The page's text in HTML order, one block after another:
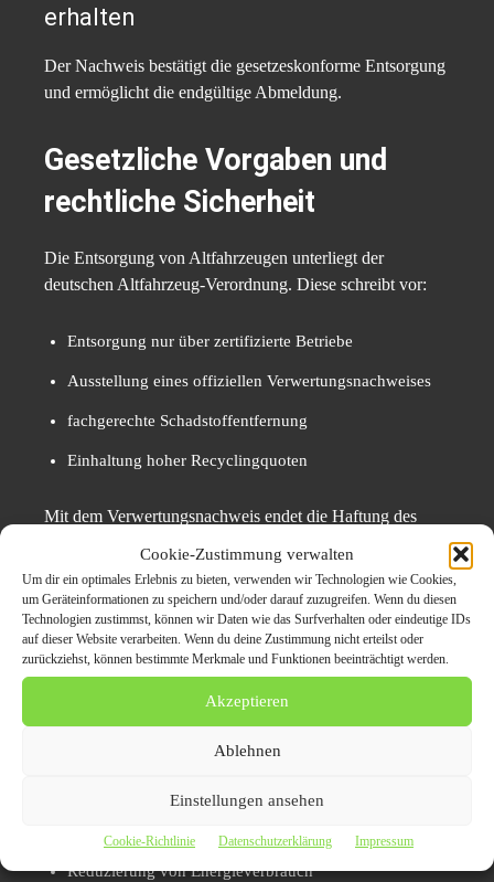
Cookie-Zustimmung verwalten
Um dir ein optimales Erlebnis zu bieten, verwenden wir Technologien wie Cookies,
um Geräteinformationen zu speichern und/oder darauf zuzugreifen. Wenn du diesen
Technologien zustimmst, können wir Daten wie das Surfverhalten oder eindeutige IDs
auf dieser Website verarbeiten. Wenn du deine Zustimmung nicht erteilst oder
zurückziehst, können bestimmte Merkmale und Funktionen beeinträchtigt werden.
Akzeptieren
Ablehnen
Einstellungen ansehen
Cookie-Richtlinie Datenschutzerklärung Impressum
erhalten
Der Nachweis bestätigt die gesetzeskonforme Entsorgung
und ermöglicht die endgültige Abmeldung.
Gesetzliche Vorgaben und
rechtliche Sicherheit
Die Entsorgung von Altfahrzeugen unterliegt der
deutschen Altfahrzeug-Verordnung. Diese schreibt vor:
Entsorgung nur über zertifizierte Betriebe
Ausstellung eines offiziellen Verwertungsnachweises
fachgerechte Schadstoffentfernung
Einhaltung hoher Recyclingquoten
Mit dem Verwertungsnachweis endet die Haftung des
Umweltvorteile der
Autoverwertung
Die fachgerechte Verwertung leistet einen wichtigen
sichere Entsorgung von Schadstoffen
Reduzierung von Energieverbrauch